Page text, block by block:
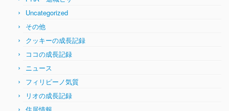
Uncategorized
その他
クッキーの成長記録
ココの成長記録
ニュース
フィリピーノ気質
リオの成長記録